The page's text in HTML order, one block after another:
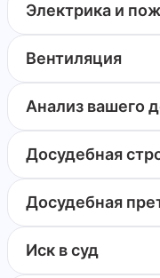
Электрика и
Вентиляция
Анализ вашего
Досудебная
Досудебная
Иск в суд